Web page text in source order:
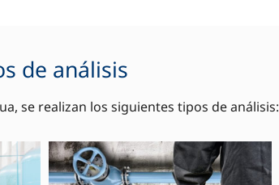
de análisis
se realizan los siguientes tipos de análisis: